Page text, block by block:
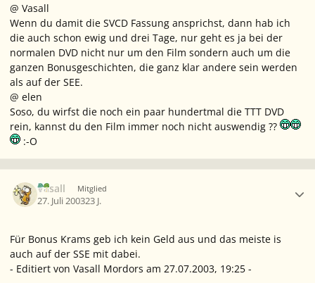
@ Vasall
Wenn du damit die SVCD Fassung ansprichst, dann hab ich
die auch schon ewig und drei Tage, nur geht es ja bei der
normalen DVD nicht nur um den Film sondern auch um die
ganzen Bonusgeschichten, die ganz klar andere sein werden
als auf der SEE.
@ elen
Soso, du wirfst die noch ein paar hundertmal die TTT DVD
rein, kannst du den Film immer noch nicht auswendig ??
:-O
Vasall Mitglied
27. Juli 200323 J.
Für Bonus Krams geb ich kein Geld aus und das meiste is
auch auf der SSE mit dabei.
- Editiert von Vasall Mordors am 27.07.2003, 19:25 -